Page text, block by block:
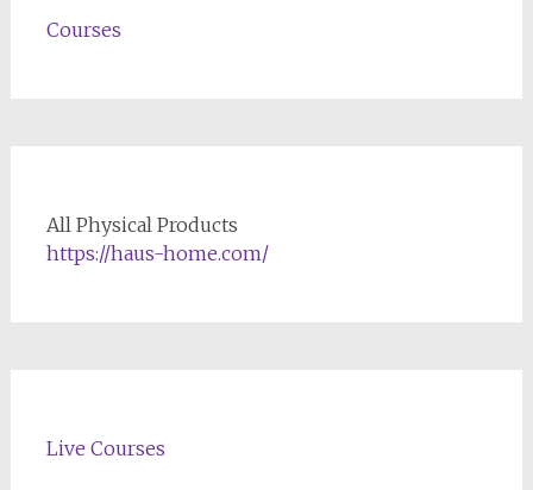
Courses
All Physical Products
https://haus-home.com/
Live Courses